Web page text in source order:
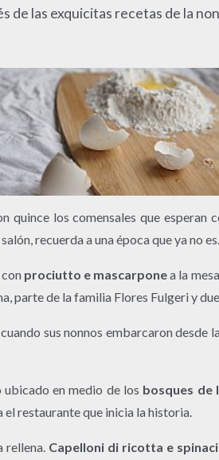
de las exquicitas recetas de la
quince los comensales que
recuerda a una época que ya no es.
prociutto e mascarponea la
parte de la familia Flores Fulgeri y
sus nonnos embarcaron desde
ubicado en medio de los bosques de
el restaurante que inicia la historia.
rellena. Capelloni di ricotta e